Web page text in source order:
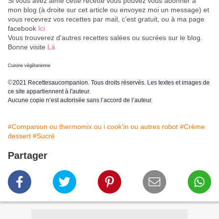
mon blog (à droite sur cet article ou envoyez moi un message) et
vous recevrez vos recettes par mail, c’est gratuit , ou à ma page
facebook Ici
Vous trouverez d'autres recettes salées ou sucrées sur le blog.
Bonne visite Là
Cuisine végétarienne
©2021 Recettesaucompanion. Tous droits réservés. Les textes et images de
ce site appartiennent à l'auteur.
Aucune copie n’est autorisée sans l’accord de l’auteur.
#Companion ou thermomix ou i cook'in ou autres robot #Crème
dessert #Sucré
Partager